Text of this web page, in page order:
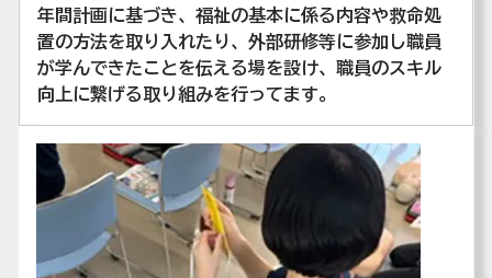
年間計画に基づき、福祉の基本に係る内容や救命処
置の方法を取り入れたり、外部研修等に参加し職員
が学んできたことを伝える場を設け、職員のスキル
向上に繋げる取り組みを行ってます。